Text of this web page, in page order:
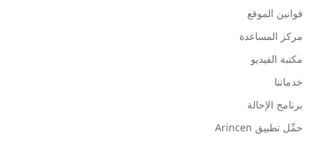
قوانين الموقع
مركز المساعدة
مكتبة الفيديو
خدماتنا
برنامج الإحالة
حمِّل تطبيق Arincen